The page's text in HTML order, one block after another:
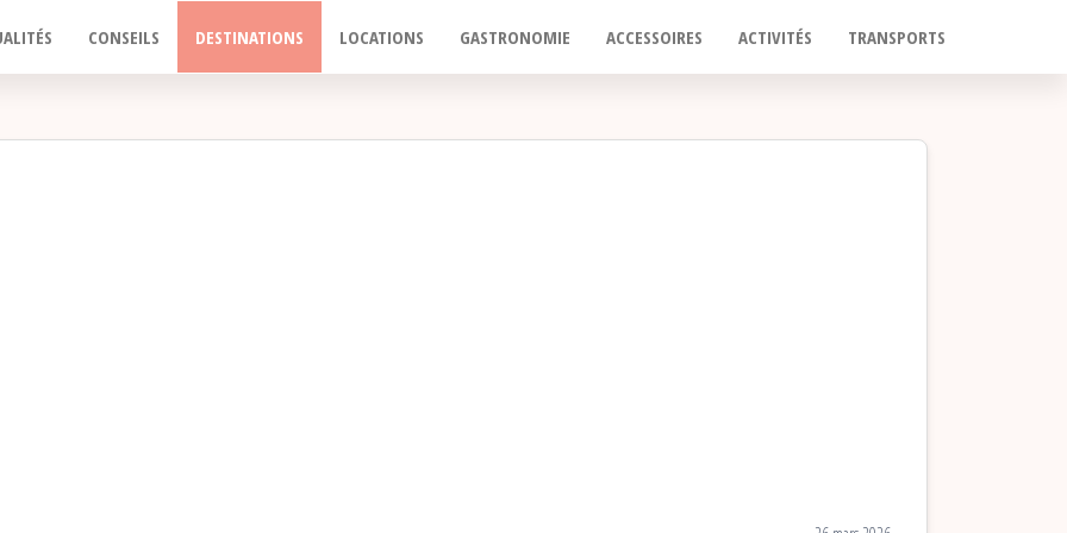
CONSEILS DESTINATIONS LOCATIONS GASTRONOMIE ACCESSOIRES ACTIVITÉS TRANSPORTS